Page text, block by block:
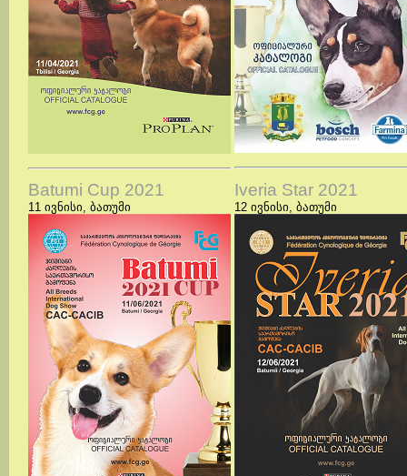
Batumi Cup 2021
11 ივნისი, ბათუმი
Iveria Star 2021
12 ივნისი, ბათუმი